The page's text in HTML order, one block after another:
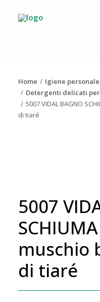
Home
Igiene
Detergenti delicati
5007 VIDAL BAGNO
di tiaré
5007
muschio
di tiaré